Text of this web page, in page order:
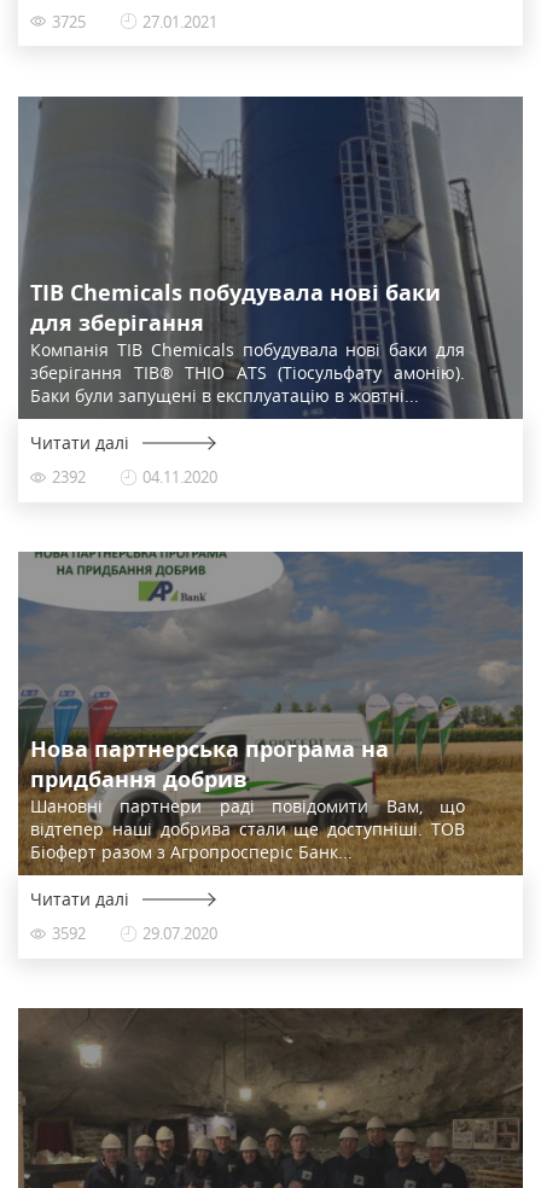
3725 27.01.2021
TIB Chemicals побудувала нові баки
для зберігання
Компанія TIB Chemicals побудувала нові баки для
зберігання TIB® THIO ATS (Тіосульфату амонію).
Баки були запущені в експлуатацію в жовтні...
Читати далі
2392 04.11.2020
Нова партнерська програма на
придбання добрив
Шановні партнери раді повідомити Вам, що
відтепер наші добрива стали ще доступніші. ТОВ
Біоферт разом з Агропросперіс Банк...
Читати далі
3592 29.07.2020